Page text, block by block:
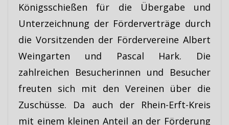
Königsschießen für die Übergabe und
Unterzeichnung der Förderverträge durch
die Vorsitzenden der Fördervereine Albert
Weingarten und Pascal Hark. Die
zahlreichen Besucherinnen und Besucher
freuten sich mit den Vereinen über die
Zuschüsse. Da auch der Rhein-Erft-Kreis
mit einem kleinen Anteil an der Förderung